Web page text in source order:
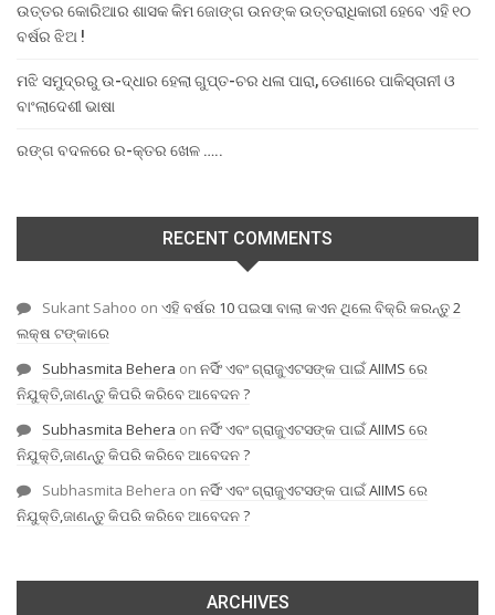
ଉତ୍ତର କୋରିଆର ଶାସକ କିମ ଜୋଙ୍ଗ ଉନଙ୍କ ଉତ୍ତରାଧିକାରୀ ହେବେ ଏହି ୧୦
ବର୍ଷର ଝିଅ !
ମଝି ସମୁଦ୍ରରୁ ଉ-ଦ୍ଧାର ହେଲା ଗୁପ୍ତ-ଚର ଧଳା ପାରା, ଡେଣାରେ ପାକିସ୍ତାନୀ ଓ
ବାଂଲାଦେଶୀ ଭାଷା
ରଙ୍ଗ ବଦଳରେ ର-କ୍ତର ଖେଳ …..
RECENT COMMENTS
Sukant Sahoo on ଏହି ବର୍ଷର 10 ପଇସା ବାଲା କଏନ ଥିଲେ ବିକ୍ରି କରନ୍ତୁ 2
ଲକ୍ଷ ଟଙ୍କାରେ
Subhasmita Behera on ନର୍ସିଂ ଏବଂ ଗ୍ରାଜୁଏଟସଙ୍କ ପାଇଁ AIIMS ରେ
ନିଯୁକ୍ତି,ଜାଣନ୍ତୁ କିପରି କରିବେ ଆବେଦନ ?
Subhasmita Behera on ନର୍ସିଂ ଏବଂ ଗ୍ରାଜୁଏଟସଙ୍କ ପାଇଁ AIIMS ରେ
ନିଯୁକ୍ତି,ଜାଣନ୍ତୁ କିପରି କରିବେ ଆବେଦନ ?
Subhasmita Behera on ନର୍ସିଂ ଏବଂ ଗ୍ରାଜୁଏଟସଙ୍କ ପାଇଁ AIIMS ରେ
ନିଯୁକ୍ତି,ଜାଣନ୍ତୁ କିପରି କରିବେ ଆବେଦନ ?
ARCHIVES